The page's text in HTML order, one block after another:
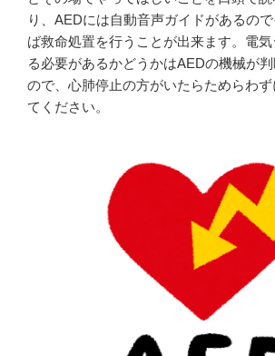
り、AEDには自動音声ガイドがあるの
ば救命処置を行うことが出来ます。電気
る必要があるかどうかはAEDの機械が
ので、心肺停止の方がいたらためらわ
てください。